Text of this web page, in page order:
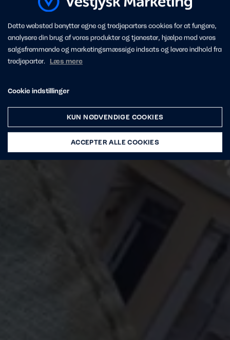
Dette websted benytter egne og tredjeparters cookies for at fungere,
analysere din brug af vores produkter og tjenester, hjælpe med vores
salgsfremmende og marketingsmæssige indsats og levere indhold fra
tredjeparter. Læs mere
Cookie indstillinger
KUN NØDVENDIGE COOKIES
ACCEPTER ALLE COOKIES